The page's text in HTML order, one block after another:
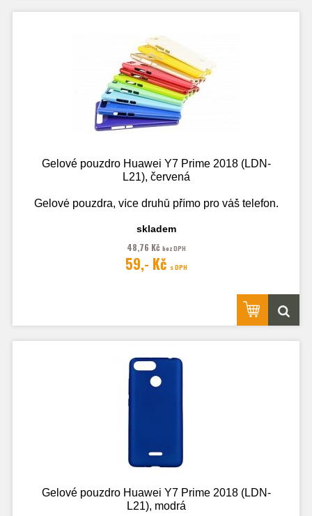
Gelové pouzdro Huawei Y7 Prime 2018 (LDN-
L21), červená
Gelové pouzdra, více druhů přímo pro váš telefon.
Fotografie je pouze ilustrační.
skladem
48,76 Kč bez DPH
59,- Kč s DPH
Gelové pouzdro Huawei Y7 Prime 2018 (LDN-
L21), modrá